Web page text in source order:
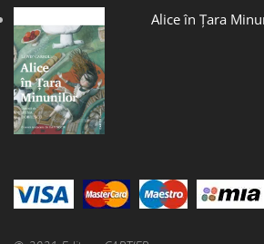
Alice în Țara